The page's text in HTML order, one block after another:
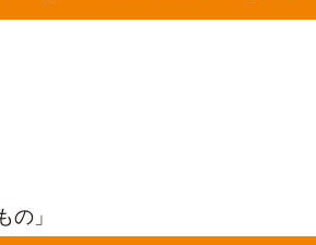
の」